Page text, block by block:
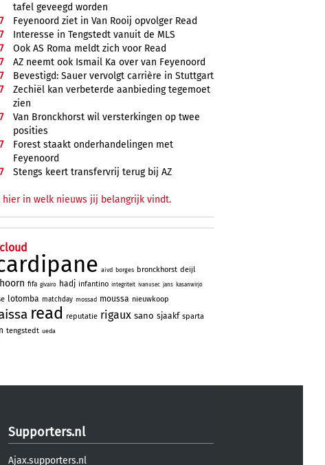
tafel geveegd worden
7
Feyenoord ziet in Van Rooij opvolger Read
7
Interesse in Tengstedt vanuit de MLS
7
Ook AS Roma meldt zich voor Read
7
AZ neemt ook Ismail Ka over van Feyenoord
7
Bevestigd: Sauer vervolgt carrière in Stuttgart
7
Zechiël kan verbeterde aanbieding tegemoet
zien
7
Van Bronckhorst wil versterkingen op twee
posities
7
Forest staakt onderhandelingen met
Feyenoord
7 Stengs keert transfervrij terug bij AZ
hier in welk nieuws jij belangrijk vindt.
aivd borges bronckhorst deijl
fifa givairo hadj infantino integriteit ivanusec jans kasanwirjo
lotomba matchday mossad moussa nieuwkoop
read reputatie rigaux sano sjaakf sparta
tengstedt ueda
Supporters.nl
Ajax.supporters.nl